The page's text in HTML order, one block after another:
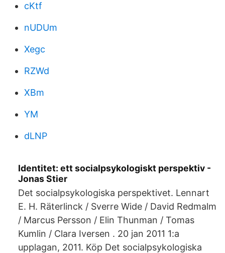
cKtf
nUDUm
Xegc
RZWd
XBm
YM
dLNP
Identitet: ett socialpsykologiskt perspektiv -
Jonas Stier
Det socialpsykologiska perspektivet. Lennart
E. H. Räterlinck / Sverre Wide / David Redmalm
/ Marcus Persson / Elin Thunman / Tomas
Kumlin / Clara Iversen . 20 jan 2011 1:a
upplagan, 2011. Köp Det socialpsykologiska